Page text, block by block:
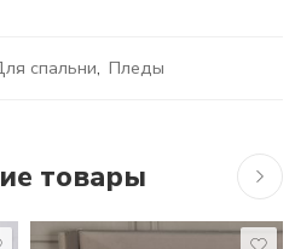
спальни, Пледы
товары